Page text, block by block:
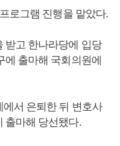
로그램 진행을 맡았다.
받고 한나라당에 입당
출마해 국회의원에
서 은퇴한 뒤 변호사
출마해 당선됐다.